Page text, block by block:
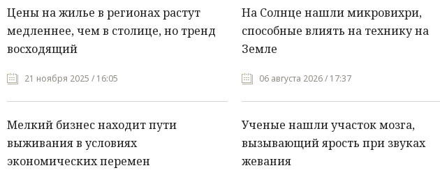
Цены на жилье в регионах растут
медленнее, чем в столице, но тренд
восходящий
21 ноября 2025 / 16:05
Мелкий бизнес находит пути
выживания в условиях
экономических перемен
На Солнце нашли микровихри,
способные влиять на технику на
Земле
06 августа 2026 / 17:37
Ученые нашли участок мозга,
вызывающий ярость при звуках
жевания